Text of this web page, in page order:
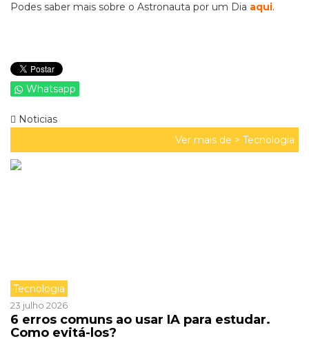
Podes saber mais sobre o Astronauta por um Dia aqui.
Whatsapp
Noticias
Ver mais de > Tecnologia
Tecnologia
23 julho 2026
6 erros comuns ao usar IA para estudar.
Como evitá-los?